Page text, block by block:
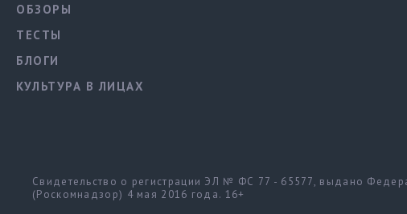
ОБЗОРЫ
ТЕСТЫ
БЛОГИ
КУЛЬТУРА В ЛИЦАХ
Свидетельство о регистрации ЭЛ № ФС 77 - 65577, выдано
(Роскомнадзор) 4 мая 2016 года. 16+